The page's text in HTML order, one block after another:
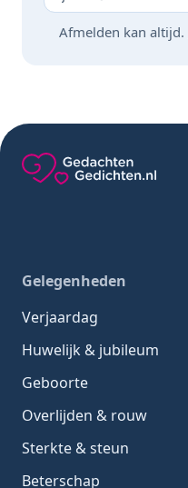
Afmelden kan altijd.
Gelegenheden
Verjaardag
Huwelijk & jubileum
Geboorte
Overlijden & rouw
Sterkte & steun
Beterschap